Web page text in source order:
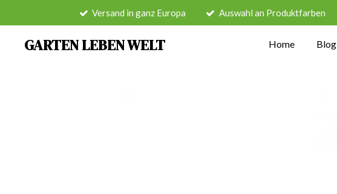
springen
Versand in ganz Europa Auswahl an Produktfarben
GARTEN LEBEN WELT Home Blog